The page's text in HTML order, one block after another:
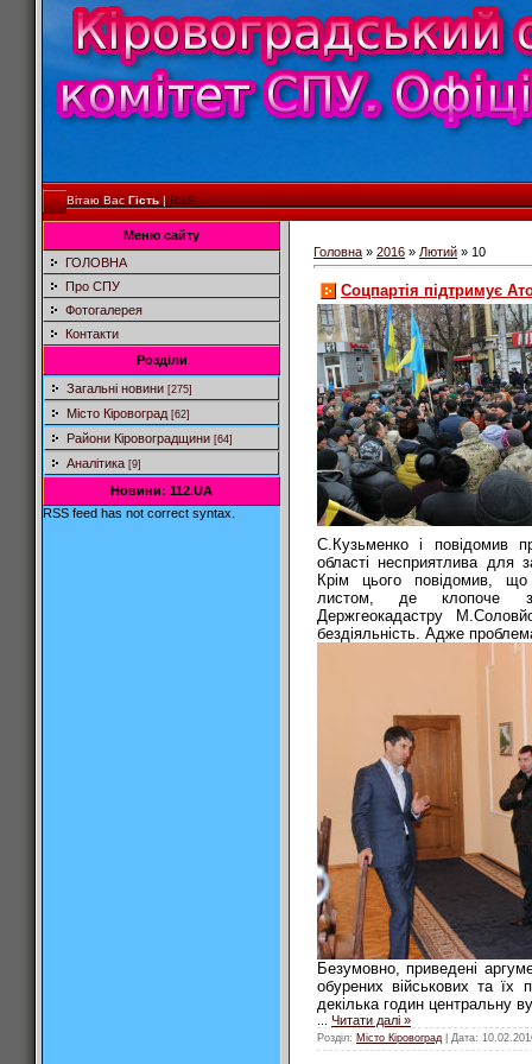
Вітаю Вас Гість|RSS
Меню сайту
ГОЛОВНА
Про СПУ
Фотогалерея
Контакти
Розділи
Загальні новини [275]
Місто Кіровоград [62]
Райони Кіровоградщини [64]
Аналітика [9]
Новини: 112.UA
RSS feed has not correct syntax.
Головна » 2016 » Лютий » 10
Соцпартія підтримує
С.Кузьменко і повідомив
області несприятлива для
Крім цього повідомив, що
листом, де клопоче
Держгеокадастру
бездіяльність. Адже
Безумовно, приведені
обурених військових та їх
декілька годин центральну
Читати далі »
Розділ: Місто Кіровоград | Дата: